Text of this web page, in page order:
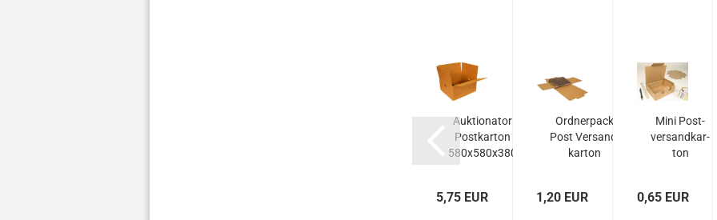
Auk­tio­na­tor
Post­kar­ton
580x580x380
5,75 EUR
Ord­ner­pack
Post Ver­sand­
kar­ton
1,20 EUR
Mini Post­
ver­sand­kar­
ton
0,65 EUR